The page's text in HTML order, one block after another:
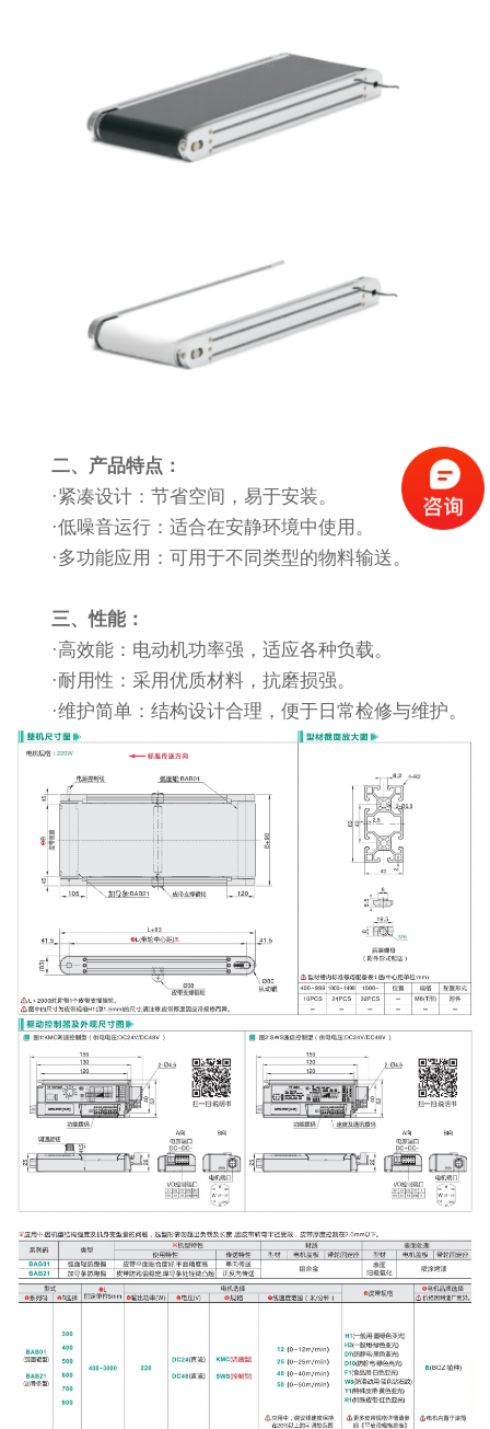
二、产品特点：
·紧凑设计：节省空间，易于安装。
·低噪音运行：适合在安静环境中使用。
·多功能应用：可用于不同类型的物料输送。
三、性能：
·高效能：电动机功率强，适应各种负载。
·耐用性：采用优质材料，抗磨损强。
·维护简单：结构设计合理，便于日常检修与维护。